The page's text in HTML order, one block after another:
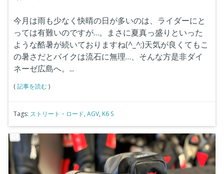
今月は雨も少なく快晴の日が多いのは、ライダーにと
っては有難いのですが…。まさに夏真っ盛りといった
ような酷暑が続いておりますね(^_^;)天気が良くてもこ
の暑さだとバイクは流石に無理…、そんな方是非ダイ
ネーゼ広島へ。...
(記事を読む)
Tags: ストリート・ロード, AGV, K6 S